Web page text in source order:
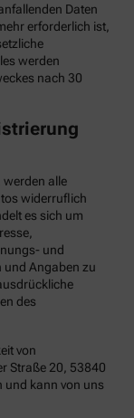
Daten
erforderlich ist,
werden
nach 30
werden alle
widerruflich
es sich um
und
und Angaben zu
des
von
Straße 20, 53840
und kann von uns